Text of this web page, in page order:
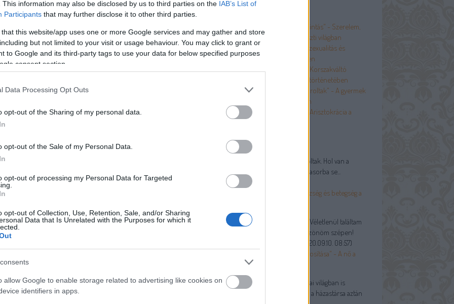
This information may also be disclosed by us to third parties on the IAB’s List of
Participants that may further disclose it to other third parties.
that this website/app uses one or more Google services and may gather and store
but not limited to your visit or usage behaviour. You may click to grant or
to Google and its third-party tags to use your data for below specified purposes
consent section.
Data Processing Opt Outs
opt-out of the Sharing of my personal data.
opt-out of the Sale of my Personal Data.
opt-out of processing my Personal Data for Targeted
opt-out of Collection, Use, Retention, Sale, and/or Sharing
Data that Is Unrelated with the Purposes for which it
allow Google to enable storage related to advertising like cookies on
identifiers in apps.
hűségre, jó magaviseletre és végezetül szelíd, jóságteli
évet is házunkban töltsék, mire a cselédek meghatottan
mi karácsonyfáink megérkeztét. Ekkor megnyílt atyánk
- egy, a szoba közepén elhelyezett nagy asztalon,
s az a körül csoportosított különféle ajándékokat.
megvizsgálta a nyert ajándékokat s mindegyikünk külön,
a boldog szülőknek. Irigységről vagy külön pártfogásról szó
kívánt. Ilyenkor át lett engedve nekünk a tágas ebédlő s
s forrongást jelenetezni. Mi sem természetesebb, mint
is éltünk e joggal, s gyermekkedélyünk tomboló kedve
fáradtság szelídebb viseletre nem késztetett minket, szóval
Budapest, 1984
protestáns északi német vidékek
köreiben. 1814-ben Arnstein bankár nagy szalont tartó
családból származó Henriett, Károly főherceg felesége
részt vett Ferenc császár is, akit annyira megfogott
is állíttatott fát. A mélyen vallásos uralkodó példája
állítást a katolikus Bécsben is.
Top 5
"Egy-egy mosoly, egy-egy kacsintás" - Szerelem,
házasság és szexualitás a paraszti világban
"A botrányt kerülni kellett" - Szexualitás és
prüdéria a boldog békeidőkben
"És nem szégyellik magukat" - Korszakváltó
évtizedek a test és szexualitás történetében
"Szülőim puritán szigort gyakoroltak" - A gyermek
a hagyományos társadalomban
„A többiek nem számítanak” - Arisztokrácia a
boldog békeidőkben
Utolsó kommentek
Na, EZEK betegségek voltak. Hol van a
koronavírus ezekhez képest? A fasorba se...
2021.03.15. 13:40
"Orvost csak hírből ismer" - Egészség és betegség a
PöcRöfJönMegyTesziADolgát:
Véletlenül találtam
erre a blogra, illetve a cikkre. Köszönöm szépen!
2020.09.10. 08:57)
"Első kötelessége a házibéke biztosítása" - A nő a
polgári családban
Almandin:
@Vidóczy Tamás: A mai világban is
előfordul, hogy valakinek meghal a házastársa aztán